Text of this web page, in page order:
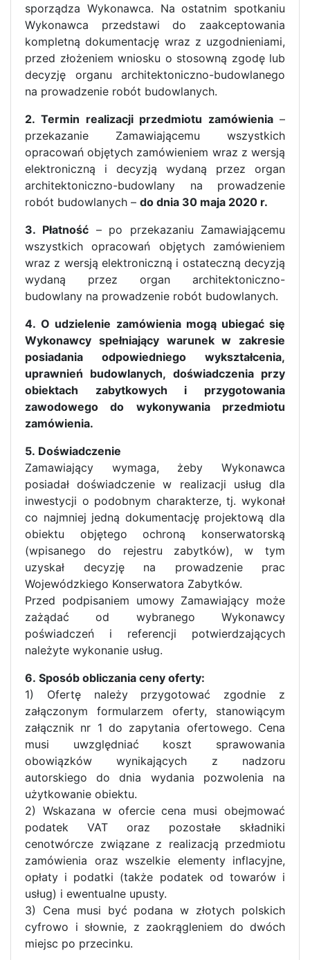
sporządza Wykonawca. Na ostatnim spotkaniu
Wykonawca przedstawi do zaakceptowania
kompletną dokumentację wraz z uzgodnieniami,
przed złożeniem wniosku o stosowną zgodę lub
decyzję organu architektoniczno-budowlanego
na prowadzenie robót budowlanych.
2. Termin realizacji przedmiotu zamówienia–
przekazanie Zamawiającemu wszystkich
opracowań objętych zamówieniem wraz z wersją
elektroniczną i decyzją wydaną przez organ
architektoniczno-budowlany na prowadzenie
robót budowlanych – do dnia 30 maja 2020 r.
3. Płatność – po przekazaniu Zamawiającemu
wszystkich opracowań objętych zamówieniem
wraz z wersją elektroniczną i ostateczną decyzją
wydaną przez organ architektoniczno-
budowlany na prowadzenie robót budowlanych.
4. O udzielenie zamówienia mogą ubiegać się
Wykonawcy spełniający warunek w zakresie
posiadania odpowiedniego wykształcenia,
uprawnień budowlanych, doświadczenia przy
obiektach zabytkowych i przygotowania
zawodowego do wykonywania przedmiotu
zamówienia.
5. Doświadczenie
Zamawiający wymaga, żeby Wykonawca
posiadał doświadczenie w realizacji usług dla
inwestycji o podobnym charakterze, tj. wykonał
co najmniej jedną dokumentację projektową dla
obiektu objętego ochroną konserwatorską
(wpisanego do rejestru zabytków), w tym
uzyskał decyzję na prowadzenie prac
Wojewódzkiego Konserwatora Zabytków.
Przed podpisaniem umowy Zamawiający może
zażądać od wybranego Wykonawcy
poświadczeń i referencji potwierdzających
należyte wykonanie usług.
6. Sposób obliczania ceny oferty:
1) Ofertę należy przygotować zgodnie z
załączonym formularzem oferty, stanowiącym
załącznik nr 1 do zapytania ofertowego. Cena
musi uwzględniać koszt sprawowania
obowiązków wynikających z nadzoru
autorskiego do dnia wydania pozwolenia na
użytkowanie obiektu.
2) Wskazana w ofercie cena musi obejmować
podatek VAT oraz pozostałe składniki
cenotwórcze związane z realizacją przedmiotu
zamówienia oraz wszelkie elementy inflacyjne,
opłaty i podatki (także podatek od towarów i
usług) i ewentualne upusty.
3) Cena musi być podana w złotych polskich
cyfrowo i słownie, z zaokrągleniem do dwóch
miejsc po przecinku.